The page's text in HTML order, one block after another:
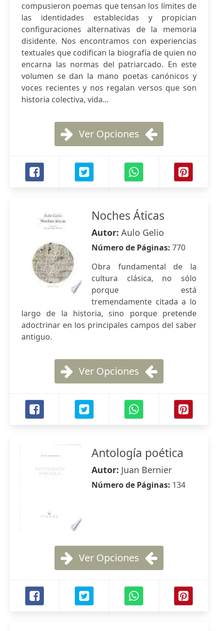
compusieron poemas que tensan los límites de
las identidades establecidas y propician
configuraciones alternativas de la memoria
disidente. Nos encontramos con experiencias
textuales que codifican la biografía de quien no
encarna las normas del patriarcado. En este
volumen se dan la mano poetas canónicos y
voces recientes y nos regalan versos que son
historia colectiva, vida...
Ver Opciones
Noches Áticas
Autor: Aulo Gelio
Número de Páginas: 770
Obra fundamental de la
cultura clásica, no sólo
porque está
tremendamente citada a lo
largo de la historia, sino porque pretende
adoctrinar en los principales campos del saber
antiguo.
Ver Opciones
Antología poética
Autor: Juan Bernier
Número de Páginas: 134
Ver Opciones